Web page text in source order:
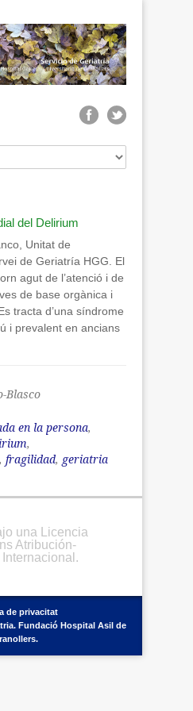
del Delirium
Unitat de
de Geriatría HGG. El
agut de l’atenció i de
de base orgànica i
tracta d’una síndrome
i prevalent en ancians
Blasco
en la persona,
,
, fragilidad, geriatria
una Licencia
Atribución-
de privacitat
Fundació Hospital Asil de